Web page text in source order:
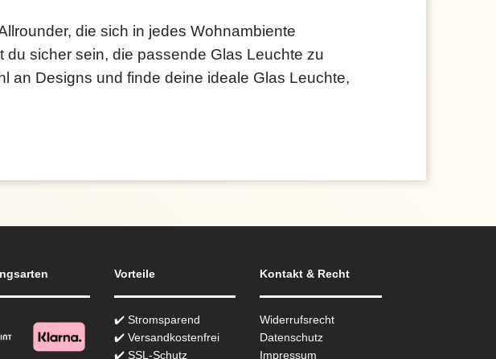
die sich in jedes Wohnambiente
sicher sein, die passende Glas Leuchte zu
an Designs und finde deine ideale Glas Leuchte,
Vorteile
✔️ Stromsparend
✔️ Versandkostenfrei
✔️ SSL-Schutz
Kontakt & Recht
Widerrufsrecht
Datenschutz
Impressum